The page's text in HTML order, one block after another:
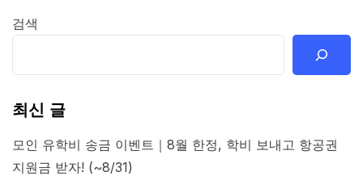
검색
최신 글
모인 유학비 송금 이벤트｜8월 한정, 학비 보내고 항공권
지원금 받자! (~8/31)